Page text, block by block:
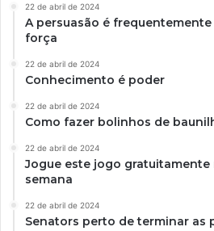
22 de abril de 2024
A persuasão é
força
22 de abril de 2024
Conhecimento é poder
22 de abril de 2024
Como fazer bolinhos de
22 de abril de 2024
Jogue este jogo gratuitamente
semana
22 de abril de 2024
Senators perto de terminar as